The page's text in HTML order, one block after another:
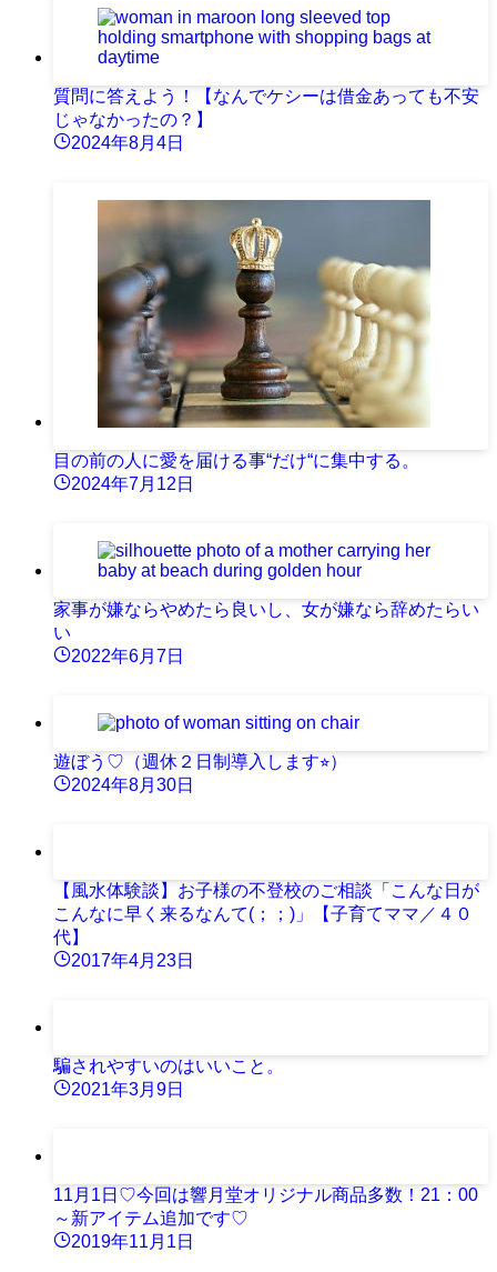
質問に答えよう！【なんでケシーは借金あっても不安
じゃなかったの？】
2024年8月4日
目の前の人に愛を届ける事“だけ“に集中する。
2024年7月12日
家事が嫌ならやめたら良いし、女が嫌なら辞めたらい
い
2022年6月7日
遊ぼう♡（週休２日制導入します⭐︎）
2024年8月30日
【風水体験談】お子様の不登校のご相談「こんな日が
こんなに早く来るなんて(；；)」【子育てママ／４０
代】
2017年4月23日
騙されやすいのはいいこと。
2021年3月9日
11月1日♡今回は響月堂オリジナル商品多数！21：00
～新アイテム追加です♡
2019年11月1日